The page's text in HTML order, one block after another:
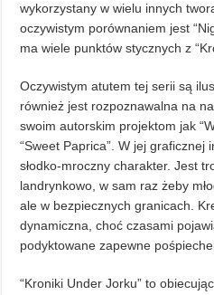
wykorzystany w wielu innych
oczywistym porównaniem jest
ma wiele punktów stycznych z
Oczywistym atutem tej serii są
również jest rozpoznawalna na
swoim autorskim projektom jak
“Sweet Paprica”. W jej
słodko-mroczny charakter. Jest
landrynkowo, w sam raz żeby
ale w bezpiecznych granicach.
dynamiczna, choć czasami
podyktowane zapewne
“Kroniki Under Jorku” to